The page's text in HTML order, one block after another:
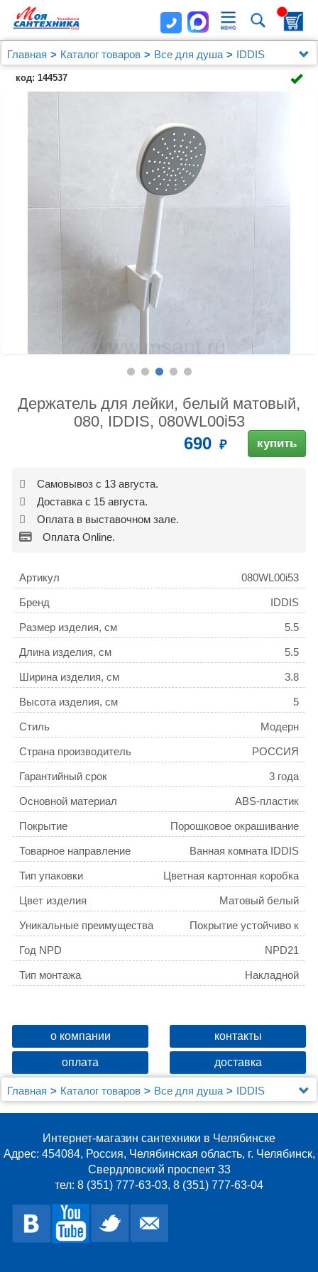
Главная Каталог товаров Все для душа
IDDIS
Держатель для лейки, белый матовый, 080, IDDIS,
080WL00i53
код: 144537
Держатель для лейки, белый матовый,
080, IDDIS, 080WL00i53
690 купить
Самовывоз с 13 августа.
Доставка с 15 августа.
Оплата в выставочном зале.
Оплата Online.
Артикул 080WL00i53
Бренд IDDIS
Размер изделия, см 5.5
Длина изделия, см 5.5
Ширина изделия, см 3.8
Высота изделия, см 5
Стиль Модерн
Страна производитель РОССИЯ
Гарантийный срок 3 года
Основной материал ABS-пластик
Покрытие Порошковое окрашивание
Товарное направление Ванная комната IDDIS
Тип упаковки Цветная картонная коробка
Цвет изделия Матовый белый
Уникальные преимущества
Покрытие устойчиво к
коррозии, появлению
царапин, сколов и
потускнению.
Год NPD NPD21
Тип монтажа Накладной
Материал держателя лейки
ABS-пластик
о компании
контакты
оплата доставка
Главная Каталог товаров Все для душа
IDDIS
Держатель для лейки, белый матовый, 080, IDDIS,
Интернет-магазин сантехники в Челябинске
Адрес: 454084, Россия, Челябинская область, г. Челябинск,
Свердловский проспект 33
тел: 8 (351) 777-63-03, 8 (351) 777-63-04